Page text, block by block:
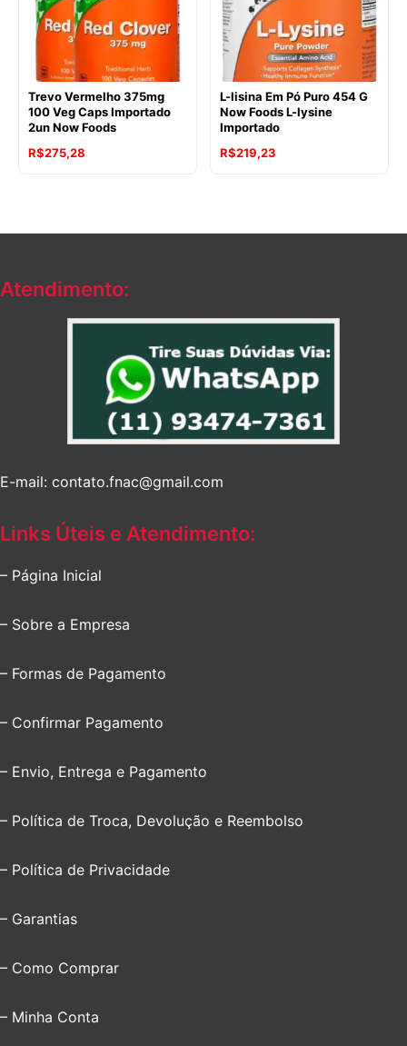
Trevo Vermelho 375mg
100 Veg Caps Importado
2un Now Foods
R$275,28
L-lisina Em Pó Puro 454 G
Now Foods L-lysine
Importado
R$219,23
Atendimento:
E-mail: contato.fnac@gmail.com
Links Úteis e Atendimento:
– Página Inicial
– Sobre a Empresa
– Formas de Pagamento
– Confirmar Pagamento
– Envio, Entrega e Pagamento
– Política de Troca, Devolução e Reembolso
– Política de Privacidade
– Garantias
– Como Comprar
– Minha Conta